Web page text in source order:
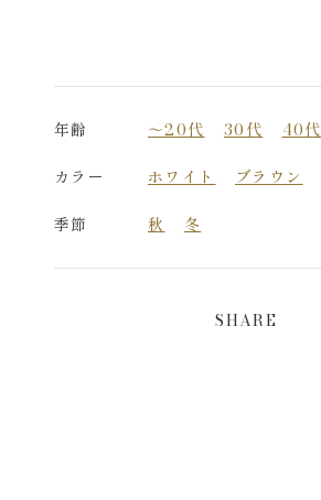
年齢 ～20代 30代 40代
カラー
ホワイト
ブラウン
季節
秋 冬
SHARE